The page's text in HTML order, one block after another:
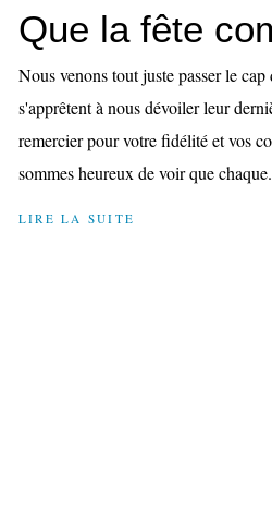
Que la fête
Nous venons tout juste passer le
s'apprêtent à nous dévoiler leur
remercier pour votre fidélité et vos
sommes heureux de voir que
LIRE LA SUITE